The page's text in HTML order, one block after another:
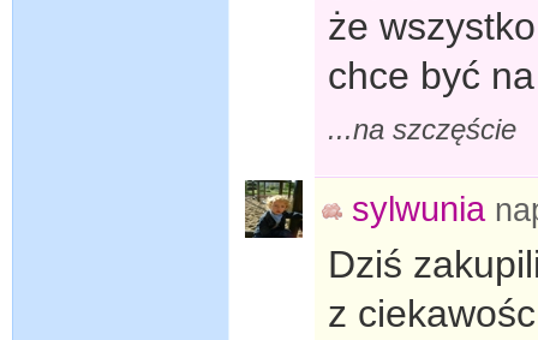
że
chce być
...na szczęście
sylwunia
Dziś
z